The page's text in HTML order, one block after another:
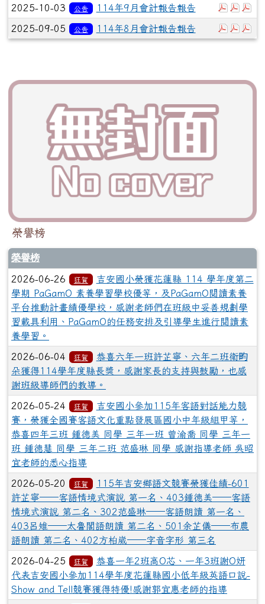
下載：
下載
2025-10-03 公告 114年9月會計報告報告
下載：
下載
2025-09-05 公告 114年8月會計報告報告
榮譽榜
榮譽榜
2026-06-26 狂賀
吉安國小榮獲花蓮縣 114 學年度第二
學期 PaGamO 素養學習學校優等，及PaGamO閱讀素養
平台推動計畫績優學校，感謝老師們在班級中妥善規劃學
習載具利用、PaGamO的任務安排及引導學生進行閱讀素
養學習。
2026-06-04 狂賀
恭喜六年一班許芷寧、六年二班衛畇
朵獲得114學年度縣長獎，感謝家長的支持與鼓勵，也感
謝班級導師們的教導。
2026-05-24 狂賀
吉安國小參加115年客語對話能力競
賽，榮獲全國賽客語文化重點發展區國小中年級組甲等，
恭喜四年三班 鍾德美 同學 三年一班 曾渝喬 同學 三年一
班 鍾德慧 同學 三年二班 范盛琳 同學 感謝指導老師 吳昭
宜老師的悉心指導
2026-05-20 狂賀
115年吉安鄉語文競賽榮獲佳績-601
許芷寧──客語情境式演說 第一名、403鍾德美──客語
情境式演說 第二名、302范盛琳──客語朗讀 第一名、
403呂雉──太魯閣語朗讀 第二名、501余芷儀──布農
語朗讀 第二名、402方柏崴──字音字形 第三名
2026-04-25 狂賀
恭喜一年2班高O芯、一年3班謝O妍
代表吉安國小參加114學年度花蓮縣國小低年級英語口說-
Show and Tell競賽獲得特優!感謝郭宜惠老師的指導